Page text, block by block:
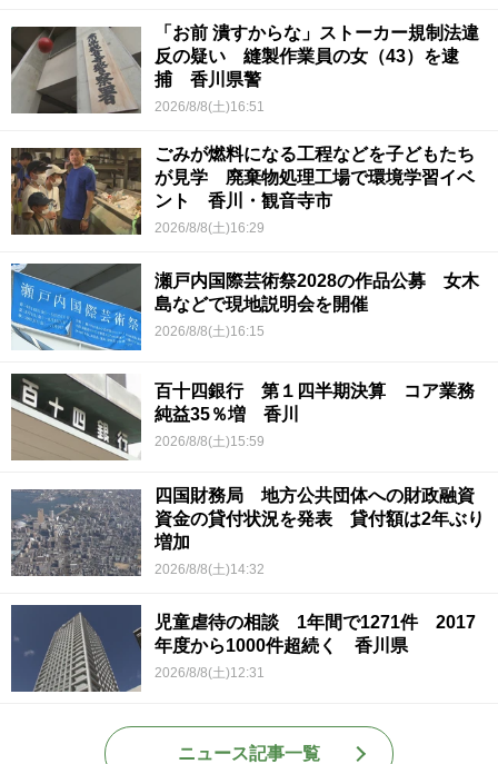
「お前 潰すからな」ストーカー規制法違
反の疑い 縫製作業員の女（43）を逮
捕 香川県警
2026/8/8(土)16:51
ごみが燃料になる工程などを子どもたち
が見学 廃棄物処理工場で環境学習イベ
ント 香川・観音寺市
2026/8/8(土)16:29
瀬戸内国際芸術祭2028の作品公募 女木
島などで現地説明会を開催
2026/8/8(土)16:15
百十四銀行 第１四半期決算 コア業務
純益35％増 香川
2026/8/8(土)15:59
四国財務局 地方公共団体への財政融資
資金の貸付状況を発表 貸付額は2年ぶり
増加
2026/8/8(土)14:32
児童虐待の相談 1年間で1271件 2017
年度から1000件超続く 香川県
2026/8/8(土)12:31
ニュース記事一覧